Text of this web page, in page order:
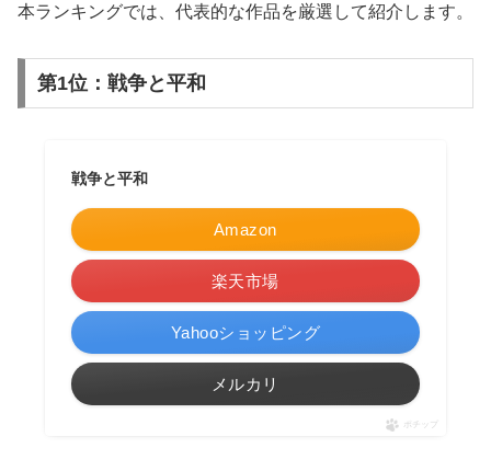
本ランキングでは、代表的な作品を厳選して紹介します。
第1位：戦争と平和
戦争と平和
Amazon
楽天市場
Yahooショッピング
メルカリ
ポチップ